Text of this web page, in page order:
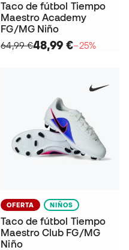
Taco de fútbol Tiempo
Maestro Academy
FG/MG Niño
64,99 €48,99 €−25%
OFERTA NIÑOS
Taco de fútbol Tiempo
Maestro Club FG/MG
Niño